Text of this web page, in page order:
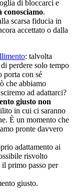
di bloccarci e
conosciamo.
scarsa fiducia in
accettato o dalla
: talvolta
perdere solo tempo
porta con sé
che abbiamo
ad adattarci?
giusto non
in cui ci saranno
È un momento che
pronte davvero
adattamento ai
risvolto
il primo passo per
giusto.